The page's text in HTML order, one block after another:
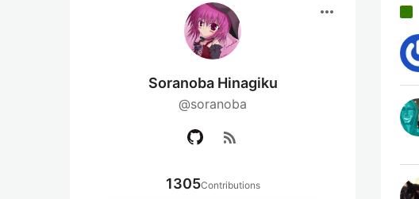
more_horiz
Soranoba Hinagiku
@soranoba
rss_feed
1305Contributions